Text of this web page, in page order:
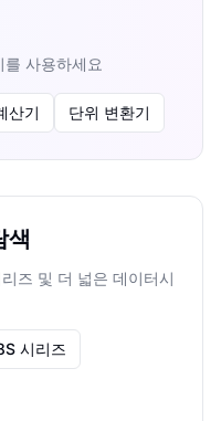
사용하세요
산기 단위 변환기
색
즈 및 더 넓은 데이터시
시리즈